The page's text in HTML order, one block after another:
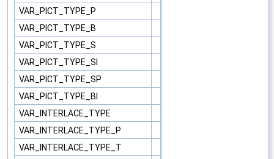
VAR_PICT_TYPE_P
VAR_PICT_TYPE_B
VAR_PICT_TYPE_S
VAR_PICT_TYPE_SI
VAR_PICT_TYPE_SP
VAR_PICT_TYPE_BI
VAR_INTERLACE_TYPE
VAR_INTERLACE_TYPE_P
VAR_INTERLACE_TYPE_T